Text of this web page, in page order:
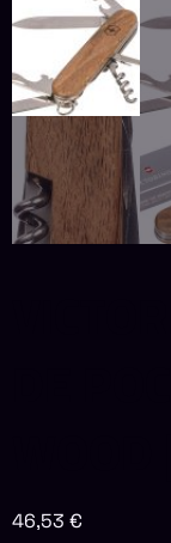
46,53 €